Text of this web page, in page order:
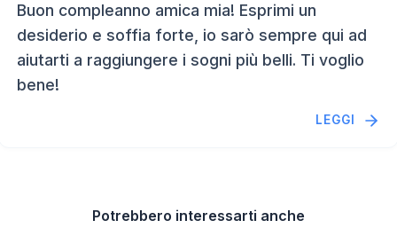
Buon compleanno amica mia! Esprimi un
desiderio e soffia forte, io sarò sempre qui ad
aiutarti a raggiungere i sogni più belli. Ti voglio
bene!
LEGGI
Potrebbero interessarti anche